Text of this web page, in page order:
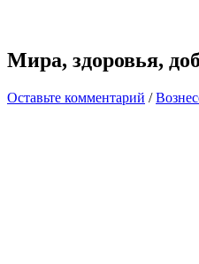
Мира, здоровья,
Оставьте комментарий /